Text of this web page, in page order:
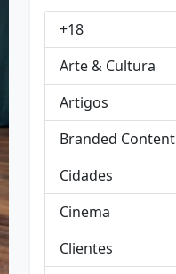
+18
Arte & Cultura
Artigos
Branded Content
Cidades
Cinema
Clientes